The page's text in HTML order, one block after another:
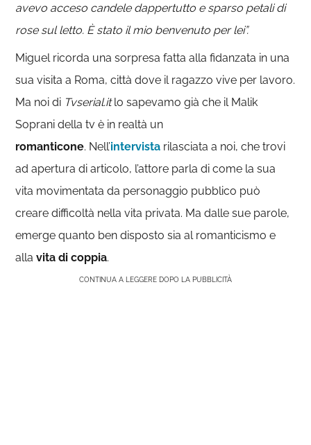
avevo acceso candele dappertutto e sparso petali di
rose sul letto. È stato il mio benvenuto per lei”.
Miguel ricorda una sorpresa fatta alla fidanzata in una
sua visita a Roma, città dove il ragazzo vive per lavoro.
Ma noi di Tvserial.itlo sapevamo già che il Malik
Soprani della tv è in realtà un
romanticone. Nell’intervista rilasciata a noi, che trovi
ad apertura di articolo, l’attore parla di come la sua
vita movimentata da personaggio pubblico può
creare difficoltà nella vita privata. Ma dalle sue parole,
emerge quanto ben disposto sia al romanticismo e
alla vita di coppia.
CONTINUA A LEGGERE DOPO LA PUBBLICITÀ